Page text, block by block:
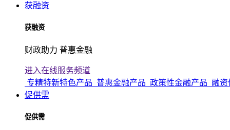
获融资
获融资
财政助力 普惠金融
进入在线服务频道
专精特新特色产品 普惠金融产品 政策性金融产品 融资
促供需
促供需